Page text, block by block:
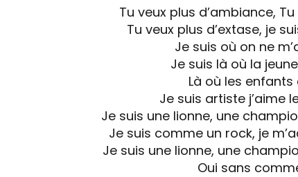
Tu veux plus d’ambiance,
Tu veux plus d’extase, je
Je suis où on ne
Je suis là où la
Là où les
Je suis artiste j’aime
Je suis une lionne, une
Je suis comme un rock, je
Je suis une lionne, une
Oui sans